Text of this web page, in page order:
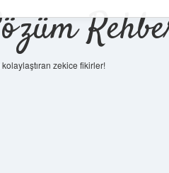
kolaylaştıran zekice fikirler!